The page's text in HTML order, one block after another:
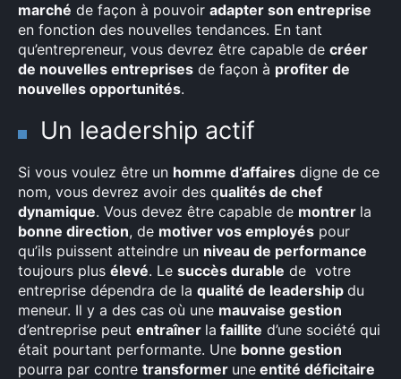
marché de façon à pouvoir adapter son entreprise
en fonction des nouvelles tendances. En tant
qu’entrepreneur, vous devrez être capable de créer
de nouvelles entreprises de façon à profiter de
nouvelles opportunités.
Un leadership actif
Si vous voulez être un homme d’affaires digne de ce
nom, vous devrez avoir des qualités de chef
dynamique. Vous devez être capable de montrer la
bonne direction, de motiver vos employés pour
qu’ils puissent atteindre un niveau de performance
toujours plus élevé. Le succès durable de votre
entreprise dépendra de la qualité de leadership du
meneur. Il y a des cas où une mauvaise gestion
d’entreprise peut entraîner la faillite d’une société qui
était pourtant performante. Une bonne gestion
pourra par contre transformer une entité déficitaire